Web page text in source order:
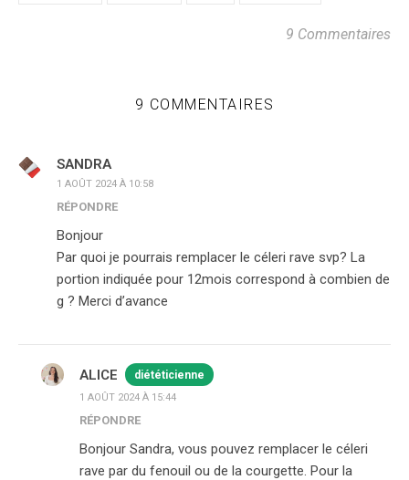
9 Commentaires
9 COMMENTAIRES
SANDRA
1 AOÛT 2024 À 10:58
RÉPONDRE
Bonjour
Par quoi je pourrais remplacer le céleri rave svp? La
portion indiquée pour 12mois correspond à combien de
g ? Merci d’avance
ALICE diététicienne
1 AOÛT 2024 À 15:44
RÉPONDRE
Bonjour Sandra, vous pouvez remplacer le céleri
rave par du fenouil ou de la courgette. Pour la